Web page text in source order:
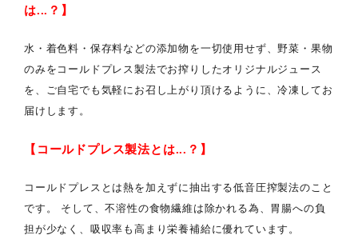
は...？】
水・着色料・保存料などの添加物を一切使用せず、野菜・果物
のみをコールドプレス製法でお搾りしたオリジナルジュース
を、ご自宅でも気軽にお召し上がり頂けるように、冷凍してお
届けします。
【コールドプレス製法とは...？】
コールドプレスとは熱を加えずに抽出する低音圧搾製法のこと
です。 そして、不溶性の食物繊維は除かれる為、胃腸への負
担が少なく、吸収率も高まり栄養補給に優れています。